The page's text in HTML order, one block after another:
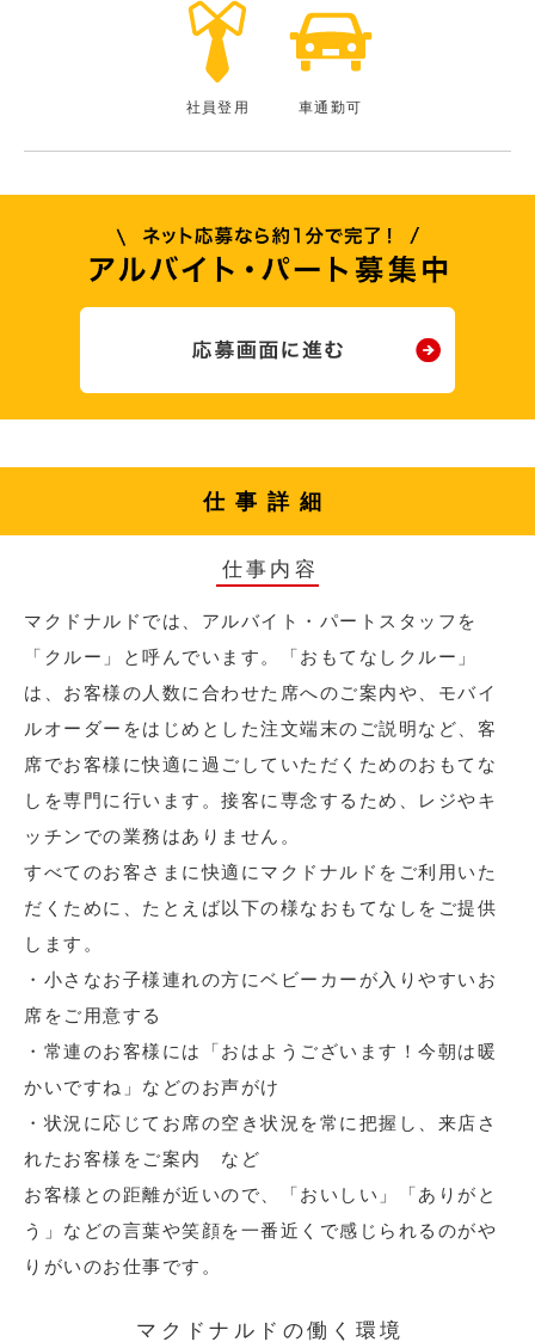
社員登用 車通勤可
仕事詳細
仕事内容
マクドナルドでは、アルバイト・パートスタッフを
「クルー」と呼んでいます。「おもてなしクルー」
は、お客様の人数に合わせた席へのご案内や、モバイ
ルオーダーをはじめとした注文端末のご説明など、客
席でお客様に快適に過ごしていただくためのおもてな
しを専門に行います。接客に専念するため、レジやキ
ッチンでの業務はありません。
すべてのお客さまに快適にマクドナルドをご利用いた
だくために、たとえば以下の様なおもてなしをご提供
します。
・小さなお子様連れの方にベビーカーが入りやすいお
席をご用意する
・常連のお客様には「おはようございます！今朝は暖
かいですね」などのお声がけ
・状況に応じてお席の空き状況を常に把握し、来店さ
れたお客様をご案内 など
お客様との距離が近いので、「おいしい」「ありがと
う」などの言葉や笑顔を一番近くで感じられるのがや
りがいのお仕事です。
マクドナルドの働く環境